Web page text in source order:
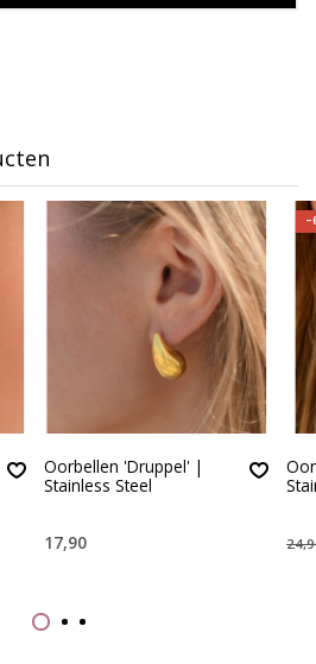
Oorbellen 'Druppel' |
Stainless Steel
17,90
-